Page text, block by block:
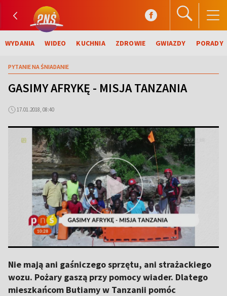
WYDANIA WIDEO KUCHNIA ZDROWIE GWIAZDY PORADY
PYTANIE NA ŚNIADANIE
GASIMY AFRYKĘ - MISJA TANZANIA
17.01.2018, 08:40
Nie mają ani gaśniczego sprzętu, ani strażackiego
wozu. Pożary gaszą przy pomocy wiader. Dlatego
mieszkańcom Butiamy w Tanzanii pomóc